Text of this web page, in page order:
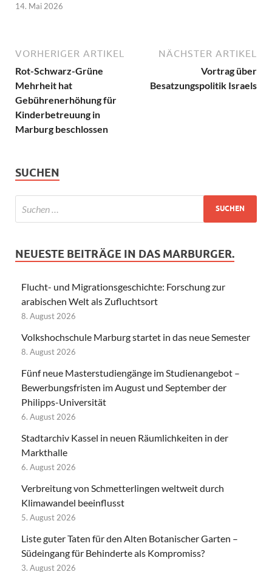
14. Mai 2026
VORHERIGER ARTIKEL
Rot-Schwarz-Grüne
Mehrheit hat
Gebührenerhöhung für
Kinderbetreuung in
Marburg beschlossen
NÄCHSTER ARTIKEL
Vortrag über
Besatzungspolitik Israels
SUCHEN
NEUESTE BEITRÄGE IN DAS MARBURGER.
Flucht- und Migrationsgeschichte: Forschung zur
arabischen Welt als Zufluchtsort
8. August 2026
Volkshochschule Marburg startet in das neue Semester
8. August 2026
Fünf neue Masterstudiengänge im Studienangebot –
Bewerbungsfristen im August und September der
Philipps-Universität
6. August 2026
Stadtarchiv Kassel in neuen Räumlichkeiten in der
Markthalle
6. August 2026
Verbreitung von Schmetterlingen weltweit durch
Klimawandel beeinflusst
5. August 2026
Liste guter Taten für den Alten Botanischer Garten –
Südeingang für Behinderte als Kompromiss?
3. August 2026